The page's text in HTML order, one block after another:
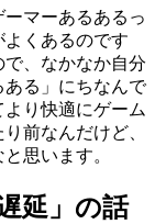
マーあるあるっ
くあるのです
、なかなか自分
る」にちなんで
り快適にゲーム
前なんだけど、
思います。
延」の話